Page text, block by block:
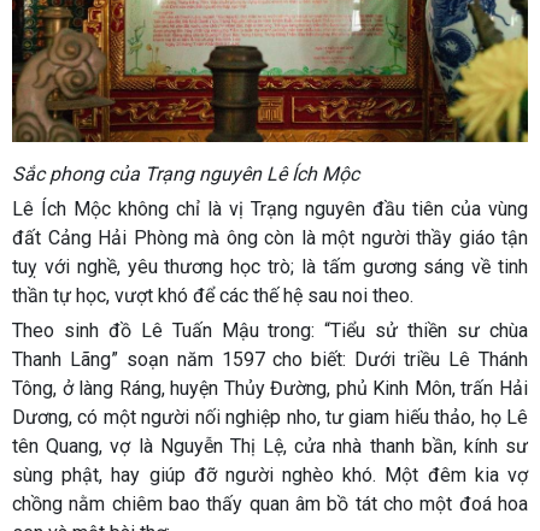
Sắc phong của Trạng nguyên Lê Ích Mộc
Lê Ích Mộc không chỉ là vị Trạng nguyên đầu tiên của vùng
đất Cảng Hải Phòng mà ông còn là một người thầy giáo tận
tuỵ với nghề, yêu thương học trò; là tấm gương sáng về tinh
thần tự học, vượt khó để các thế hệ sau noi theo.
Theo sinh đồ Lê Tuấn Mậu trong: “Tiểu sử thiền sư chùa
Thanh Lãng” soạn năm 1597 cho biết: Dưới triều Lê Thánh
Tông, ở làng Ráng, huyện Thủy Đường, phủ Kinh Môn, trấn Hải
Dương, có một người nối nghiệp nho, tư giam hiếu thảo, họ Lê
tên Quang, vợ là Nguyễn Thị Lệ, cửa nhà thanh bần, kính sư
sùng phật, hay giúp đỡ người nghèo khó. Một đêm kia vợ
chồng nằm chiêm bao thấy quan âm bồ tát cho một đoá hoa